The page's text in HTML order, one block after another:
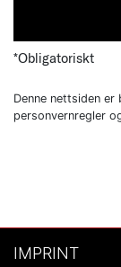
*Obligatoriskt
Denne nettsiden er
personvernregler
IMPRINT